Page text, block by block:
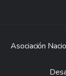
Asociación